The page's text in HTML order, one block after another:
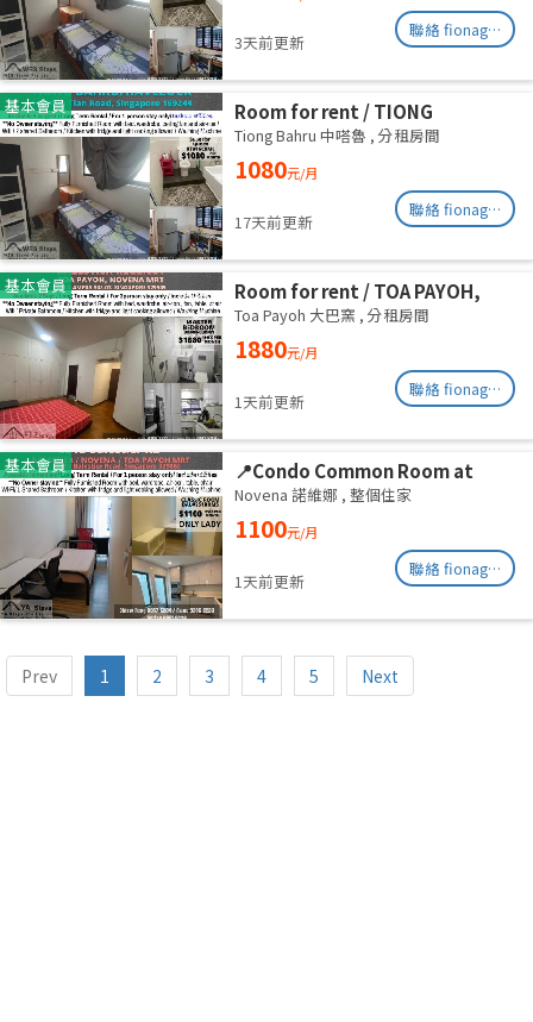
3天前更新
聯絡 fionag@transinex.com.sg
基本會員
Room for rent / TIONG
BAHRU/HAVELOCK / Common
room / 1pax stay / Available 6
August
Tiong Bahru 中嗒魯 , 分租房間
1080元/月
17天前更新
聯絡 fionag@transinex.com.sg
基本會員
Room for rent / TOA PAYOH,
NOVENA MRT / Master room /
1pax stay / Available Sept 2
Toa Payoh 大巴窯 , 分租房間
1880元/月
1天前更新
聯絡 fionag@transinex.com.sg
基本會員
📍Condo Common Room at
Balestier - Available
Immediately
Novena 諾維娜 , 整個住家
1100元/月
1天前更新
聯絡 fionag@transinex.com.sg
Prev 1 2 3 4 5 Next